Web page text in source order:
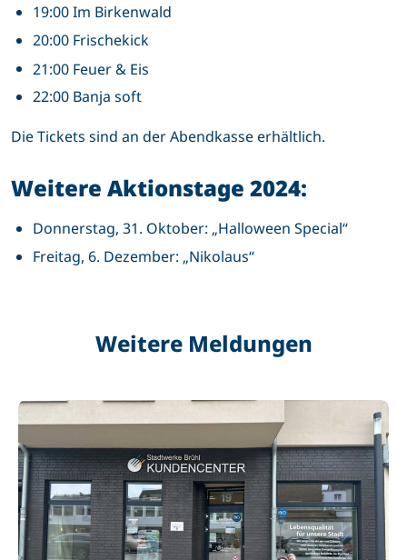
19:00 Im Birkenwald
20:00 Frischekick
21:00 Feuer & Eis
22:00 Banja soft
Die Tickets sind an der Abendkasse erhältlich.
Weitere Aktionstage 2024:
Donnerstag, 31. Oktober: „Halloween Special“
Freitag, 6. Dezember: „Nikolaus“
Weitere Meldungen